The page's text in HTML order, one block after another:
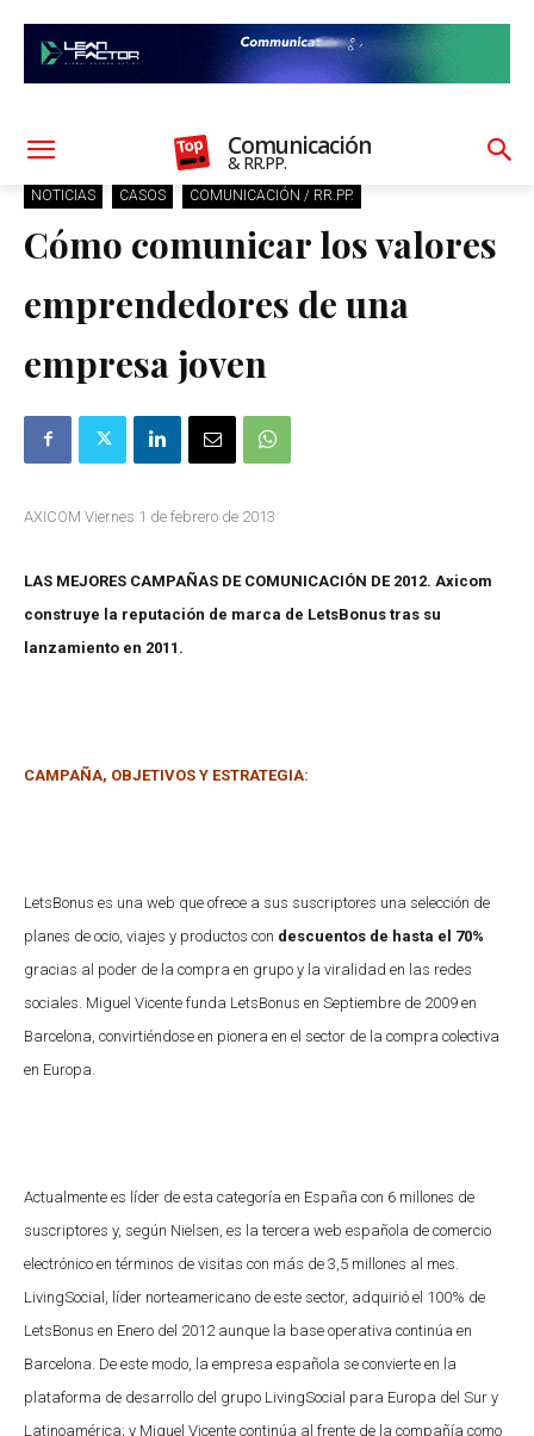
Comunicación
& RR.PP.
NOTICIAS CASOS COMUNICACIÓN / RR.PP.
Cómo comunicar los valores
emprendedores de una
empresa joven
AXICOM Viernes 1 de febrero de 2013
LAS MEJORES CAMPAÑAS DE COMUNICACIÓN DE 2012. Axicom
construye la reputación de marca de LetsBonus tras su
lanzamiento en 2011.
CAMPAÑA, OBJETIVOS Y ESTRATEGIA:
LetsBonus es una web que ofrece a sus suscriptores una selección de
planes de ocio, viajes y productos con descuentos de hasta el 70%
gracias al poder de la compra en grupo y la viralidad en las redes
sociales. Miguel Vicente funda LetsBonus en Septiembre de 2009 en
Barcelona, convirtiéndose en pionera en el sector de la compra colectiva
en Europa.
Actualmente es líder de esta categoría en España con 6 millones de
suscriptores y, según Nielsen, es la tercera web española de comercio
electrónico en términos de visitas con más de 3,5 millones al mes.
LivingSocial, líder norteamericano de este sector, adquirió el 100% de
LetsBonus en Enero del 2012 aunque la base operativa continúa en
Barcelona. De este modo, la empresa española se convierte en la
plataforma de desarrollo del grupo LivingSocial para Europa del Sur y
Latinoamérica; y Miguel Vicente continúa al frente de la compañía como